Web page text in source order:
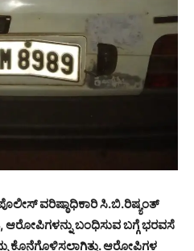
ಪೊಲೀಸ್‌ ವರಿಷ್ಠಾಧಿಕಾರಿ ಸಿ.ಬಿ.ರಿಷ್ಯಂತ್‌
ಆರೋಪಿಗಳನ್ನು ಬಂಧಿಸುವ ಬಗ್ಗೆ ಭರವಸೆ
ಕೊನೆಗೊಳಿಸಲಾಗಿತ್ತು. ಆರೋಪಿಗಳ